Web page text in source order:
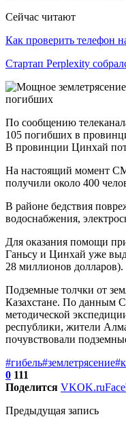
Сейчас читают
Как проверить телефон
Стартап Perplexity
По сообщению
105 погибших в
В провинции Цинхай
На настоящий момент
получили около 400
В районе бедствия
водоснабжения,
Для оказания помощи
Ганьсу и Цинхай уже
28 миллионов долларов).
Подземные толчки от
Казахстане. По данным
методической
республики, жители
почувствовали
#гибель#землетрясение
0 111
Поделится VKOK.ru
Предыдущая запись